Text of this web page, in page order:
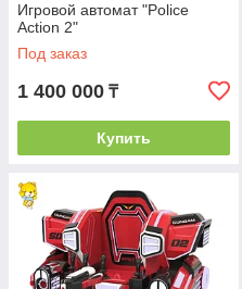
Игровой автомат "Police
Action 2"
Под заказ
1 400 000 ₸
Купить